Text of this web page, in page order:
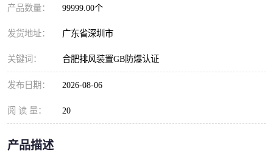
产品数量： 99999.00个
发货地址： 广东省深圳市
关键词： 合肥排风装置GB防爆认证
发布日期： 2026-08-06
阅 读 量： 20
产品描述